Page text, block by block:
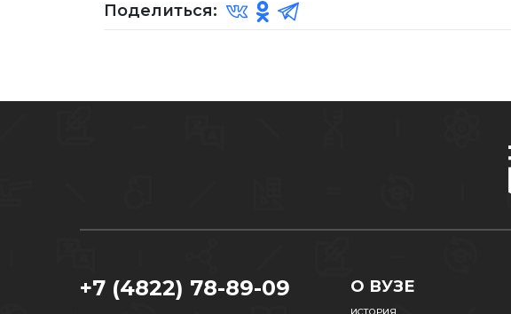
Поделиться:
+7 (4822) 78-89-09
О ВУЗЕ